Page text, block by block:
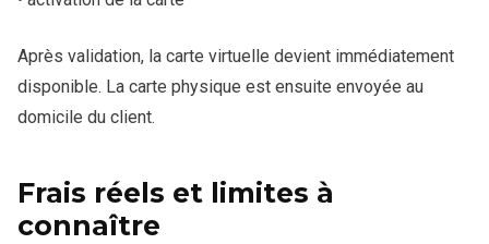
Après validation, la carte virtuelle devient immédiatement
disponible. La carte physique est ensuite envoyée au
domicile du client.
Frais réels et limites à
connaître